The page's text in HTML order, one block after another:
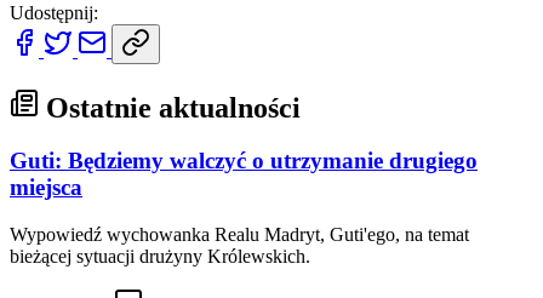
Udostępnij:
Ostatnie aktualności
Guti: Będziemy walczyć o utrzymanie drugiego
miejsca
Wypowiedź wychowanka Realu Madryt, Guti'ego, na temat
bieżącej sytuacji drużyny Królewskich.